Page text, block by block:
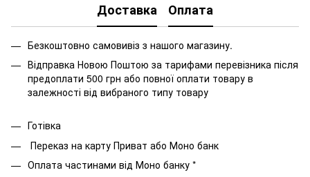
Доставка Оплата
Безкоштовно самовивіз з нашого магазину.
Відправка Новою Поштою за тарифами перевізника після
предоплати 500 грн або повної оплати товару в
залежності від вибраного типу товару
Готівка
Переказ на карту Приват або Моно банк
Оплата частинами від Моно банку *